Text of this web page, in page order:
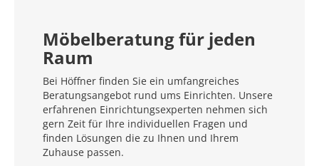
Möbelberatung für jeden
Raum
Bei Höffner finden Sie ein umfangreiches
Beratungsangebot rund ums Einrichten. Unsere
erfahrenen Einrichtungsexperten nehmen sich
gern Zeit für Ihre individuellen Fragen und
finden Lösungen die zu Ihnen und Ihrem
Zuhause passen.